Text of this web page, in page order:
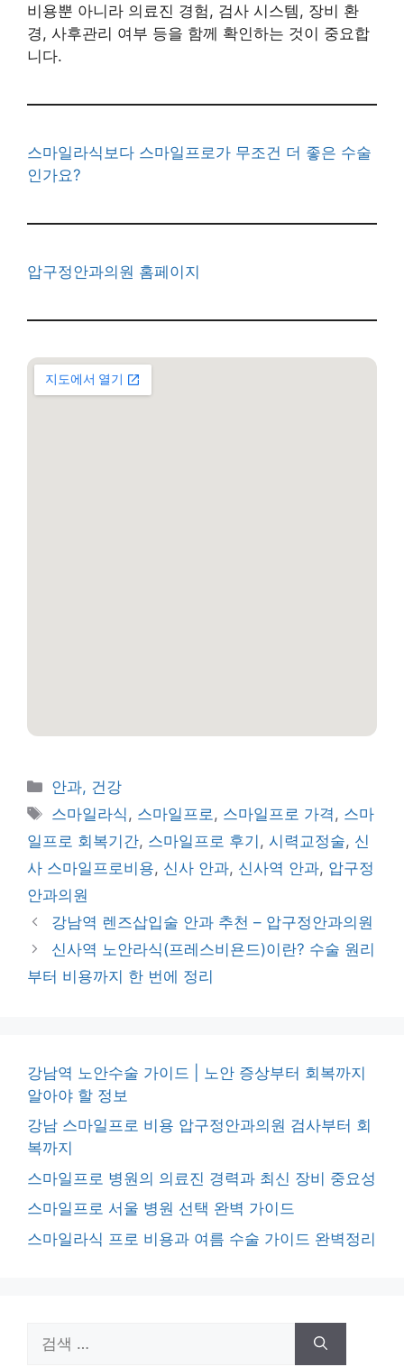
비용뿐 아니라 의료진 경험, 검사 시스템, 장비 환
경, 사후관리 여부 등을 함께 확인하는 것이 중요합
니다.
스마일라식보다 스마일프로가 무조건 더 좋은 수술
인가요?
압구정안과의원 홈페이지
카
테
리
안과, 건강
태
그
스마일라식 , 스마일프로 , 스마일프로 가격 , 스마
일프로 회복기간, 스마일프로 후기 , 시력교정술, 신
사 스마일프로비용, 신사 안과, 신사역 안과, 압구정
안과의원
강남역 렌즈삽입술 안과 추천 – 압구정안과의원
신사역 노안라식(프레스비욘드)이란? 수술 원리
부터 비용까지 한 번에 정리
강남역 노안수술 가이드 | 노안 증상부터 회복까지
알아야 할 정보
강남 스마일프로 비용 압구정안과의원 검사부터 회
복까지
스마일프로 병원의 의료진 경력과 최신 장비 중요성
스마일프로 서울 병원 선택 완벽 가이드
스마일라식 프로 비용과 여름 수술 가이드 완벽정리
색: